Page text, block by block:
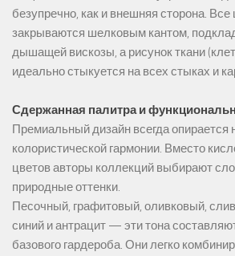
безупречно, как и внешняя сторона.
закрываются шелковым кантом,
дышащей вискозы, а рисунок ткани
идеально стыкуется на всех стыках и
Сдержанная палитра и
Премиальный дизайн всегда опирается
колористической гармонии. Вместо
цветов авторы коллекций выбирают
природные оттенки.
Песочный, графитовый, оливковый,
синий и антрацит — эти тона
базового гардероба. Они легко